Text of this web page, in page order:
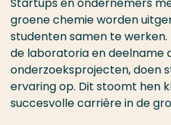
groene chemie worden
studenten samen te
de laboratoria en deelname
onderzoeksprojecten, doen
ervaring op. Dit stoomt hen
succesvolle carrière in de